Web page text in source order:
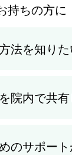
持ちの方に
法を知り
院内で共
のサポー